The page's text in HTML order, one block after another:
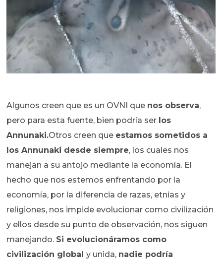
Algunos creen que es un OVNI que nos observa,
pero para esta fuente, bien podría ser los
Annunaki.Otros creen que estamos sometidos a
los Annunaki desde siempre, los cuales nos
manejan a su antojo mediante la economía. El
hecho que nos estemos enfrentando por la
economía, por la diferencia de razas, etnias y
religiones, nos impide evolucionar como civilización
y ellos desde su punto de observación, nos siguen
manejando. Si evolucionáramos como
civilización globaly unida, nadie podría